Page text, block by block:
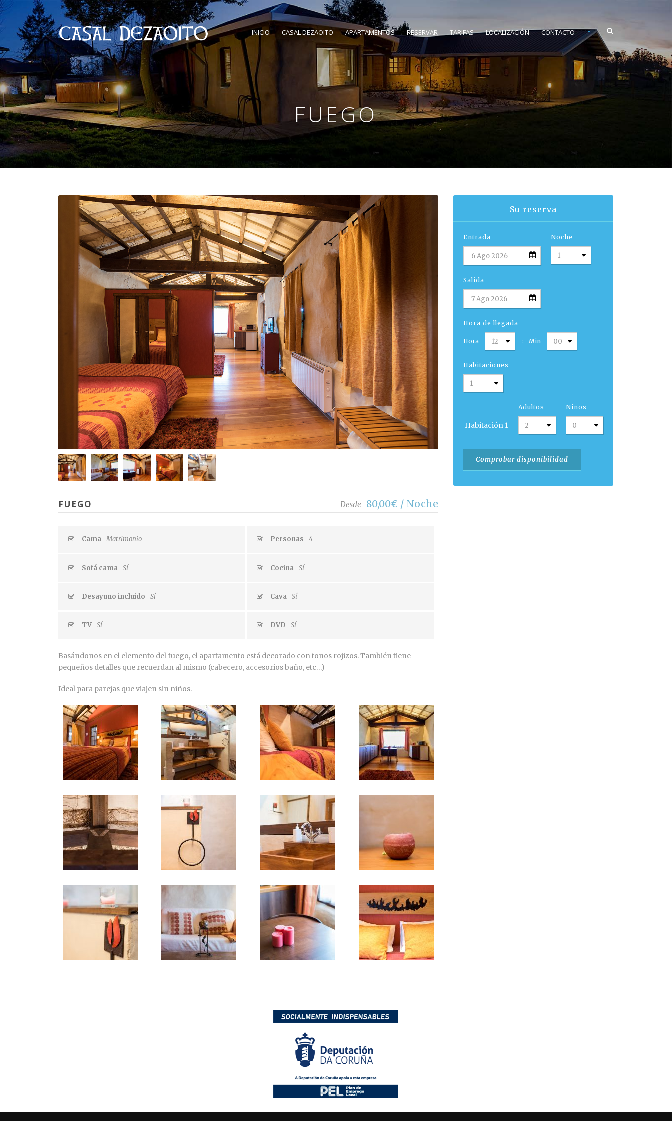
INICIO CASAL DEZAOITO APARTAMENTOS RESERVAR TARIFAS LOCALIZACIÓN CONTACTO •
FUEGO
Su reserva
Entrada Noche
Salida
Hora de llegada
Hora : Min
Habitaciones
Habitación 1
Adultos Niños
FUEGO Desde 80,00€ / Noche
Cama Matrimonio Personas 4
Sofá cama Sí Cocina Sí
Desayuno incluido Sí Cava Sí
TV Sí DVD Sí
Basándonos en el elemento del fuego, el apartamento está decorado con tonos rojizos. También tiene
pequeños detalles que recuerdan al mismo (cabecero, accesorios baño, etc…)
Ideal para parejas que viajen sin niños.